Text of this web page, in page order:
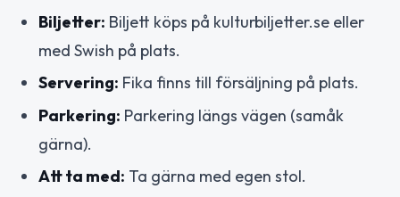
Biljetter: Biljett köps på kulturbiljetter.se eller
med Swish på plats.
Servering: Fika finns till försäljning på plats.
Parkering: Parkering längs vägen (samåk
gärna).
Att ta med: Ta gärna med egen stol.